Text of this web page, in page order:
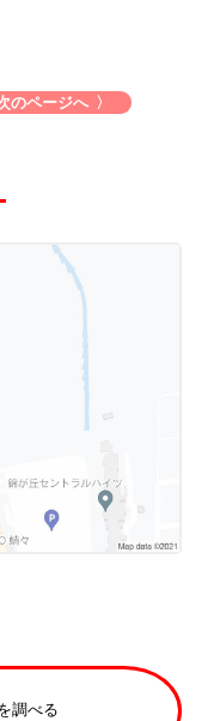
のページへ 〉
調べる